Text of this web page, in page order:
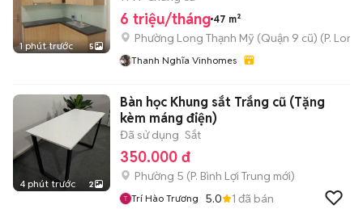
1 phút trước 5
6 triệu/tháng 47 m²
Phường Long Thạnh Mỹ (Quận 9 cũ) (P.
Thanh Nghĩa Vinhomes
4 phút trước 2
Bàn học Khung sắt Trắng cũ (Tặng
kèm máng điện)
Đã sử dụng Sắt
350.000 đ
Phường 5 (P. Bình Lợi Trung mới)
Trí Hào Trương 5.0 1 đã bán